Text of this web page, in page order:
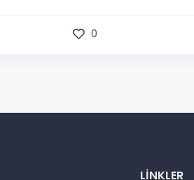
0
LINKLER